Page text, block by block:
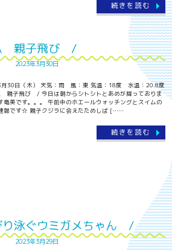
続きを読む
親子飛び /
2023年3月30日
月30日（木） 天気：雨 風：東 気温：18度 水温：20.8度
親子飛び / 今日は朝からシトシトとあめが降っておりま
奄美です。。。 午前中のホエールウォッチングとスイムの
報です☆ 親子クジラに会えたためしば [……
続きを読む
泳ぐウミガメちゃん /
2023年3月29日